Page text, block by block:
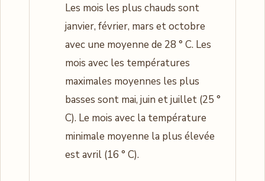
Les mois les plus chauds sont
janvier, février, mars et octobre
avec une moyenne de 28 ° C. Les
mois avec les températures
maximales moyennes les plus
basses sont mai, juin et juillet (25 °
C). Le mois avec la température
minimale moyenne la plus élevée
est avril (16 ° C).